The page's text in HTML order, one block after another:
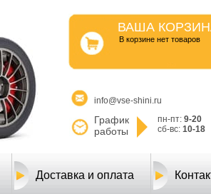
ВАША
B корзине нет товаров
info@vse-shini.ru
График
работы
пн-пт: 9-20
сб-вс: 10-18
Доставка и оплата